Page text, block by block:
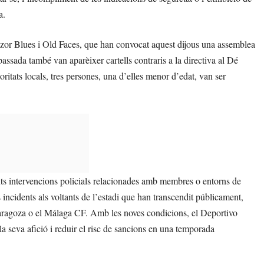
Blues i Old Faces, que han convocat aquest dijous una assemblea
també van aparèixer cartells contraris a la directiva al Dé
locals, tres persones, una d’elles menor d’edat, van ser
intervencions policials relacionades amb membres o entorns de
als voltants de l’estadi que han transcendit públicament,
o el Málaga CF. Amb les noves condicions, el Deportivo
seva afició i reduir el risc de sancions en una temporada